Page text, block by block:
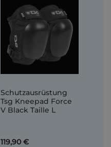
Schutzausrüstung
Tsg Kneepad Force
V Black Taille L
119,90 €